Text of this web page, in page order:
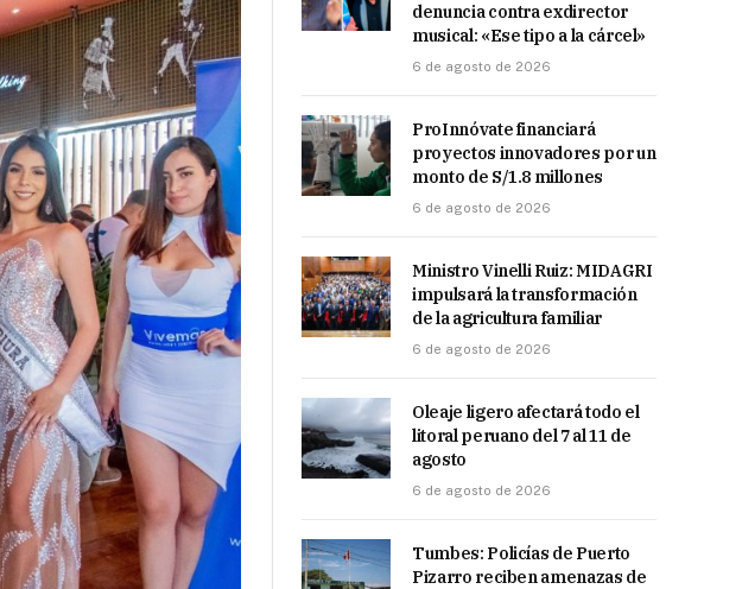
denuncia contra exdirector
musical: «Ese tipo a la cárcel»
6 de agosto de 2026
ProInnóvate financiará
proyectos innovadores por un
monto de S/1.8 millones
6 de agosto de 2026
Ministro Vinelli Ruiz: MIDAGRI
impulsará la transformación
de la agricultura familiar
6 de agosto de 2026
Oleaje ligero afectará todo el
litoral peruano del 7 al 11 de
agosto
6 de agosto de 2026
Tumbes: Policías de Puerto
Pizarro reciben amenazas de